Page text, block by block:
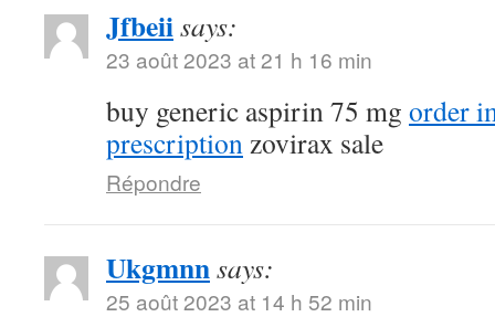
Jfbeiisays:
23 août 2023 at 21 h 16 min
buy generic aspirin 75 mg order
prescriptionzovirax sale
Répondre
Ukgmnnsays:
25 août 2023 at 14 h 52 min